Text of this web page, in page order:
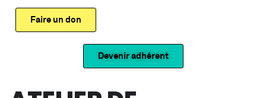
Faire un don
Devenir adhérent